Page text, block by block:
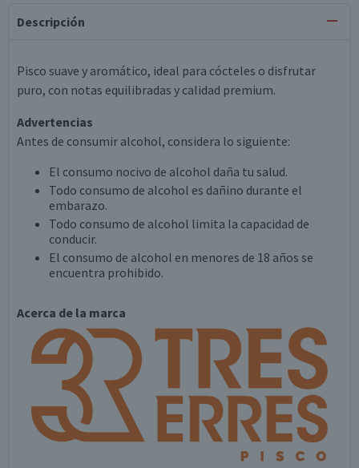
Descripción
Pisco suave y aromático, ideal para cócteles o disfrutar
puro, con notas equilibradas y calidad premium.
Advertencias
Antes de consumir alcohol, considera lo siguiente:
El consumo nocivo de alcohol daña tu salud.
Todo consumo de alcohol es dañino durante el
embarazo.
Todo consumo de alcohol limita la capacidad de
conducir.
El consumo de alcohol en menores de 18 años se
encuentra prohibido.
Acerca de la marca